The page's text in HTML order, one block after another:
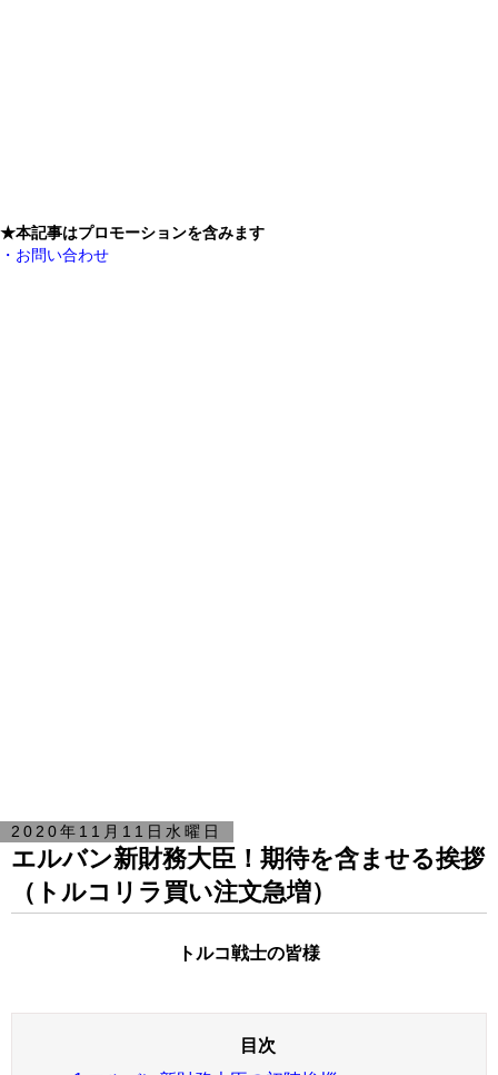
★本記事はプロモーションを含みます
・お問い合わせ
2020年11月11日水曜日
エルバン新財務大臣！期待を含ませる挨拶
（トルコリラ買い注文急増）
トルコ戦士の皆様